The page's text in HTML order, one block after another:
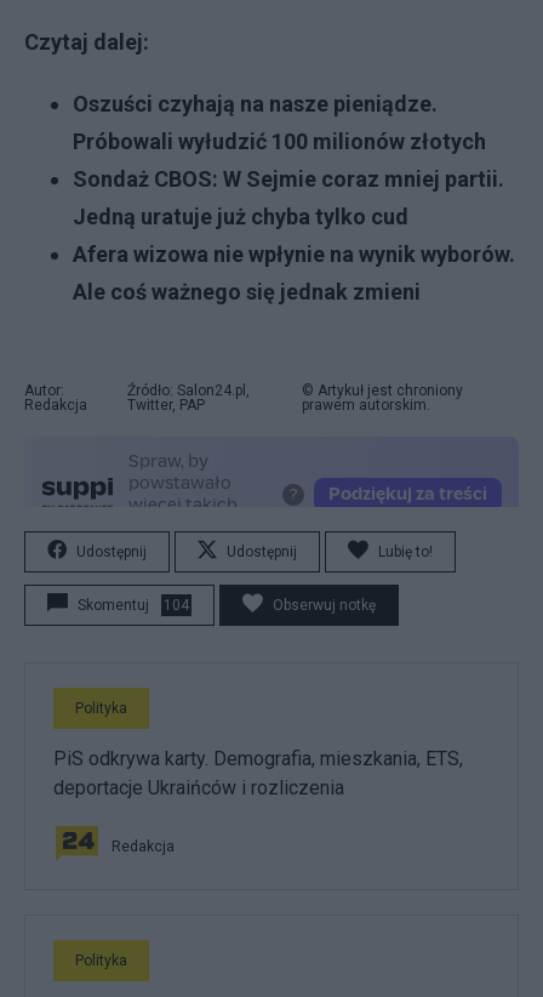
Czytaj dalej:
Oszuści czyhają na nasze pieniądze.
Próbowali wyłudzić 100 milionów złotych
Sondaż CBOS: W Sejmie coraz mniej partii.
Jedną uratuje już chyba tylko cud
Afera wizowa nie wpłynie na wynik wyborów.
Ale coś ważnego się jednak zmieni
Autor:
Redakcja
Źródło: Salon24.pl,
Twitter, PAP
© Artykuł jest chroniony
prawem autorskim.
Udostępnij Udostępnij Lubię to!
Skomentuj 104 Obserwuj notkę
Polityka
PiS odkrywa karty. Demografia, mieszkania, ETS,
deportacje Ukraińców i rozliczenia
Redakcja
Polityka